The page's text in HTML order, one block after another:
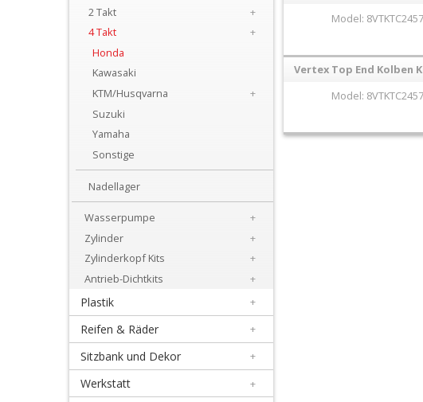
Dichtsätze
Getrieblager
Kupplungsteile
Kurbelwellenteile
Lectron
Vergaser
2 Takt
+
4 Takt
+
Honda
Kawasaki
KTM/Husqvarna
+
Suzuki
Yamaha
Sonstige
Nadellager
Wasserpumpe
+
Zylinder
+
Zylinderkopf Kits
+
Antrieb-Dichtkits
+
Plastik +
Reifen & Räder +
Sitzbank und Dekor +
Werkstatt +
Model:
Vertex Top End Kolben
Model: